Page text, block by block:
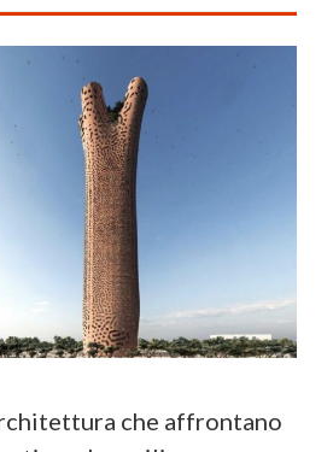
che affrontano